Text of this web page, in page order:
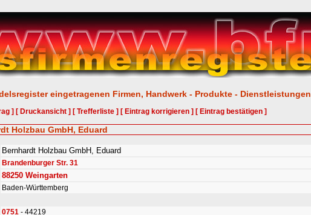
eingetragenen Firmen, Handwerk - Produkte - Dienstleistungen
] [ Druckansicht ] [ Trefferliste ] [ Eintrag korrigieren ] [ Eintrag bestätigen ]
Holzbau GmbH, Eduard
Bernhardt Holzbau GmbH, Eduard
Brandenburger Str. 31
88250 Weingarten
Baden-Württemberg
0751 - 44219